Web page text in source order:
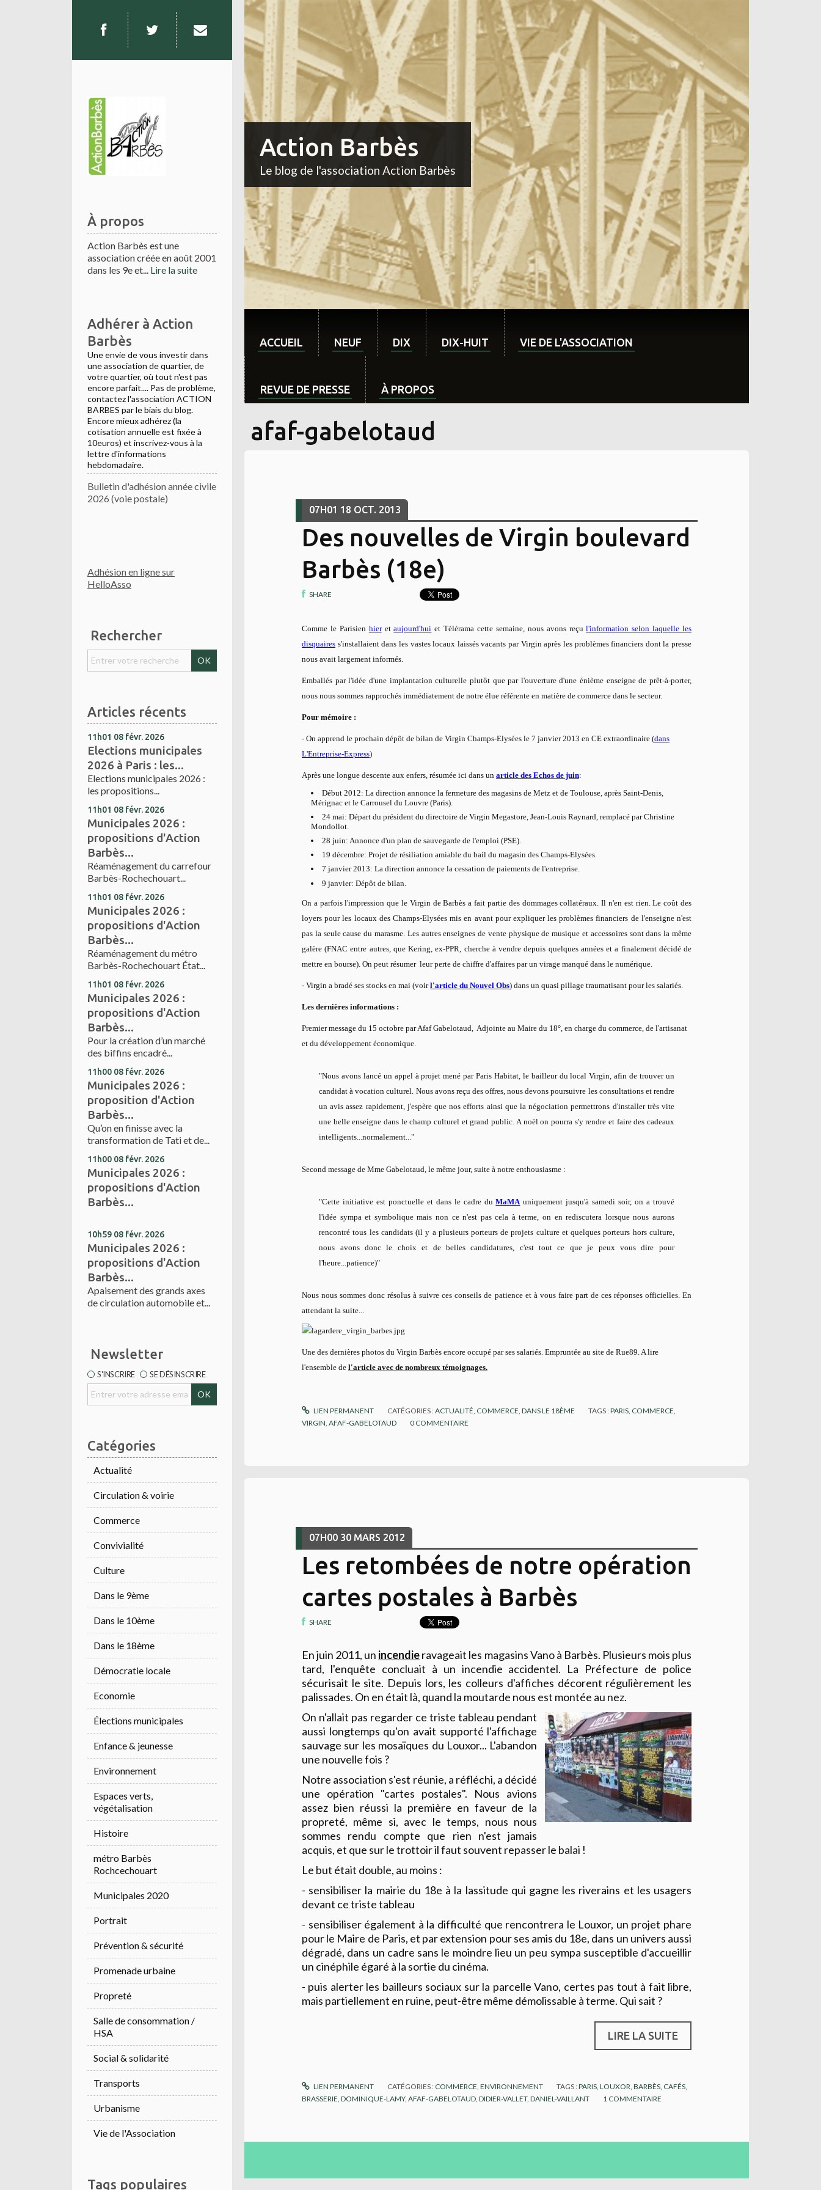
À propos
Action Barbès est une
association créée en août 2001
dans les 9e et... Lire la suite
Adhérer à Action
Barbès
Une envie de vous investir dans
une association de quartier, de
votre quartier, où tout n'est pas
encore parfait.... Pas de problème,
contactez l'association ACTION
BARBES par le biais du blog.
Encore mieux adhérez (la
cotisation annuelle est fixée à
10euros) et inscrivez-vous à la
lettre d'informations
hebdomadaire.
Bulletin d'adhésion année civile
2026 (voie postale)
Adhésion en ligne sur
HelloAsso
Rechercher
Articles récents
11h01 08 févr. 2026
Elections municipales
2026 à Paris : les...
Elections municipales 2026 :
les propositions...
11h01 08 févr. 2026
Municipales 2026 :
propositions d'Action
Barbès...
Réaménagement du carrefour
Barbès-Rochechouart...
11h01 08 févr. 2026
Municipales 2026 :
propositions d'Action
Barbès...
Réaménagement du métro
Barbès-Rochechouart État...
11h01 08 févr. 2026
Municipales 2026 :
propositions d'Action
Barbès...
Pour la création d’un marché
des biffins encadré...
11h00 08 févr. 2026
Municipales 2026 :
proposition d'Action
Barbès...
Qu’on en finisse avec la
transformation de Tati et de...
11h00 08 févr. 2026
Municipales 2026 :
propositions d'Action
Barbès...
10h59 08 févr. 2026
Municipales 2026 :
propositions d'Action
Barbès...
Apaisement des grands axes
de circulation automobile et...
Newsletter
S'INSCRIRE SE DÉSINSCRIRE
Catégories
Actualité
Circulation & voirie
Commerce
Convivialité
Culture
Dans le 9ème
Dans le 10ème
Dans le 18ème
Démocratie locale
Economie
Élections municipales
Enfance & jeunesse
Environnement
Espaces verts,
végétalisation
Histoire
métro Barbès
Rochcechouart
Municipales 2020
Portrait
Prévention & sécurité
Promenade urbaine
Propreté
Salle de consommation /
HSA
Social & solidarité
Transports
Urbanisme
Vie de l'Association
Tags populaires
Action Barbès
Le blog de l'association Action Barbès
ACCUEIL NEUF DIX DIX-HUIT VIE DE L'ASSOCIATION
REVUE DE PRESSE À PROPOS
afaf-gabelotaud
07H01 18 OCT. 2013
Des nouvelles de Virgin boulevard
Barbès (18e)
SHARE
Comme le Parisien hieretaujourd'hui et Télérama cette semaine, nous avons reçul'information selon laquelle les
disquaires s'installaient dans les vastes locaux laissés vacants par Virgin après les problèmes financiers dont la presse
nous avait largement informés.
Emballés par l'idée d'une implantation culturelle plutôt que par l'ouverture d'une énième enseigne de prêt-à-porter,
nous nous sommes rapprochés immédiatement de notre élue référente en matière de commerce dans le secteur.
Pour mémoire :
- On apprend le prochain dépôt de bilan de Virgin Champs-Elysées le 7 janvier 2013 en CE extraordinaire (dans
L'Entreprise-Express)
Après une longue descente aux enfers, résumée ici dans un article des Echos de juin:
Début 2012: La direction annonce la fermeture des magasins de Metz et de Toulouse, après Saint-Denis,
Mérignac et le Carrousel du Louvre (Paris).
24 mai: Départ du président du directoire de Virgin Megastore, Jean-Louis Raynard, remplacé par Christine
Mondollot.
28 juin: Annonce d'un plan de sauvegarde de l'emploi (PSE).
19 décembre: Projet de résiliation amiable du bail du magasin des Champs-Elysées.
7 janvier 2013: La direction annonce la cessation de paiements de l'entreprise.
9 janvier: Dépôt de bilan.
On a parfois l'impression que le Virgin de Barbès a fait partie des dommages collatéraux. Il n'en est rien. Le coût des
loyers pour les locaux des Champs-Elysées mis en avant pour expliquer les problèmes financiers de l'enseigne n'est
pas la seule cause du marasme. Les autres enseignes de vente physique de musique et accessoires sont dans la même
galère (FNAC entre autres, que Kering, ex-PPR, cherche à vendre depuis quelques années et a finalement décidé de
mettre en bourse). On peut résumer leur perte de chiffre d'affaires par un virage manqué dans le numérique.
- Virgin a bradé ses stocks en mai (voirl'article du Nouvel Obs) dans un quasi pillage traumatisant pour les salariés.
Les dernières informations :
Premier message du 15 octobre par Afaf Gabelotaud,
Adjointe au Maire du 18°, en charge du commerce, de l'artisanat
et du développement économique.
"Nous avons lancé un appel à projet mené par Paris Habitat, le bailleur du local Virgin, afin de trouver un
candidat à vocation culturel. Nous avons reçu des offres, nous devons poursuivre les consultations et rendre
un avis assez rapidement, j'espère que nos efforts ainsi que la négociation permettrons d'installer très vite
une belle enseigne dans le champ culturel et grand public. A noël on pourra s'y rendre et faire des cadeaux
intelligents...normalement..."
Second message de Mme Gabelotaud, le même jour, suite à notre enthousiasme :
"Cette initiative est ponctuelle et dans le cadre duMaMA uniquement jusqu'à samedi soir, on a trouvé
l'idée sympa et symbolique mais non ce n'est pas cela à terme, on en rediscutera lorsque nous aurons
rencontré tous les candidats (il y a plusieurs porteurs de projets culture et quelques porteurs hors culture,
nous avons donc le choix et de belles candidatures, c'est tout ce que je peux vous dire pour
l'heure...patience)"
Nous nous sommes donc résolus à suivre ces conseils de patience et à vous faire part de ces réponses officielles. En
attendant la suite...
Une des dernières photos du Virgin Barbès encore occupé par ses salariés. Empruntée au site de Rue89. A lire
l'ensemble de l'article avec de nombreux témoignages.
LIEN PERMANENT CATÉGORIES :ACTUALITÉ, COMMERCE,DANS LE 18ÈME TAGS :PARIS, COMMERCE,
VIRGIN, AFAF-GABELOTAUD 0 COMMENTAIRE
07H00 30 MARS 2012
Les retombées de notre opération
cartes postales à Barbès
SHARE
En juin 2011, un incendieravageait les magasins Vano à Barbès. Plusieurs mois plus
tard, l'enquête concluait à un incendie accidentel. La Préfecture de police
sécurisait le site. Depuis lors, les colleurs d'affiches décorent régulièrement les
palissades. On en était là, quand la moutarde nous est montée au nez.
On n'allait pas regarder ce triste tableau pendant
aussi longtemps qu'on avait supporté l'affichage
sauvage sur les mosaïques du Louxor... L'abandon
une nouvelle fois ?
Notre association s'est réunie, a réfléchi, a décidé
une opération "cartes postales". Nous avions
assez bien réussi la première en faveur de la
propreté, même si, avec le temps, nous nous
sommes rendu compte que rien n'est jamais
acquis, et que sur le trottoir il faut souvent repasser le balai !
Le but était double, au moins :
- sensibiliser la mairie du 18e à la lassitude qui gagne les riverains et les usagers
devant ce triste tableau
- sensibiliser également à la difficulté que rencontrera le Louxor, un projet phare
pour le Maire de Paris, et par extension pour ses amis du 18e, dans un univers aussi
dégradé, dans un cadre sans le moindre lieu un peu sympa susceptible d'accueillir
un cinéphile égaré à la sortie du cinéma.
- puis alerter les bailleurs sociaux sur la parcelle Vano, certes pas tout à fait libre,
mais partiellement en ruine, peut-être même démolissable à terme. Qui sait ?
LIRE LA SUITE
LIEN PERMANENT CATÉGORIES : COMMERCE,ENVIRONNEMENT TAGS :PARIS,LOUXOR,BARBÈS, CAFÉS,
BRASSERIE, DOMINIQUE-LAMY, AFAF-GABELOTAUD, DIDIER-VALLET, DANIEL-VAILLANT 1 COMMENTAIRE